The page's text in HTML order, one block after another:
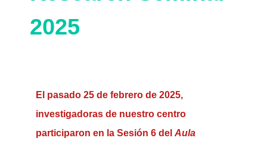
2025
El pasado 25 de febrero de 2025,
investigadoras de nuestro centro
participaron en la Sesión 6 del Aula